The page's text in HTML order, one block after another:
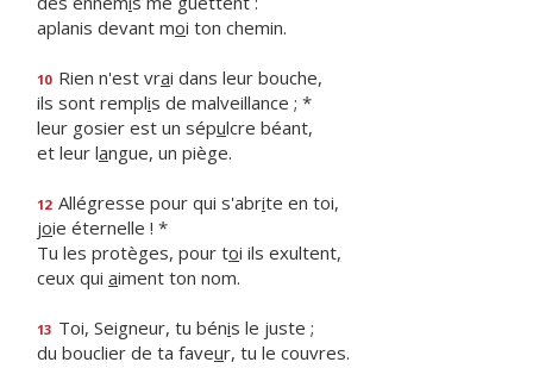
aplanis devant moi ton chemin.
10 Rien n'est vrai dans leur bouche,
ils sont remplis de malveillance ; *
leur gosier est un sépulcre béant,
et leur langue, un piège.
12 Allégresse pour qui s'abrite en toi,
joie éternelle ! *
Tu les protèges, pour toi ils exultent,
ceux qui aiment ton nom.
13 Toi, Seigneur, tu bénis le juste ;
du bouclier de ta faveur, tu le couvres.